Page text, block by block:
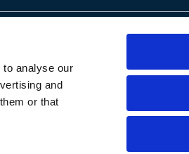
to analyse our
and
or that